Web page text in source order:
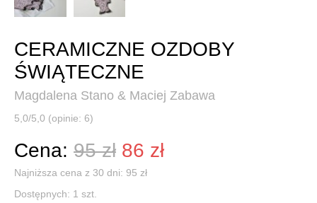
CERAMICZNE OZDOBY
ŚWIĄTECZNE
Magdalena Stano & Maciej Zabawa
5,0/5,0 (opinie: 6)
Cena: 95 zł 86 zł
Najniższa cena z 30 dni: 95 zł
Dostępnych: 1 szt.